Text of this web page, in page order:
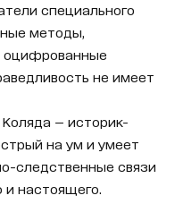
специального
методы,
оцифрованные
не имеет
— историк-
на ум и умеет
следственные связи
настоящего.